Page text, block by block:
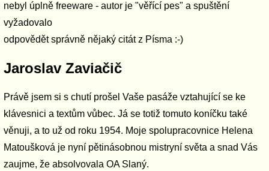
nebyl úplně freeware - autor je "věřící pes" a spuštění
vyžadovalo
odpovědět správně nějaký citát z Písma :-)
Jaroslav Zaviačič
Právě jsem si s chutí prošel Vaše pasáže vztahující se ke
klávesnici a textům vůbec. Já se totiž tomuto koníčku také
věnuji, a to už od roku 1954. Moje spolupracovnice Helena
Matoušková je nyní pětinásobnou mistryní světa a snad Vás
zaujme, že absolvovala OA Slaný.